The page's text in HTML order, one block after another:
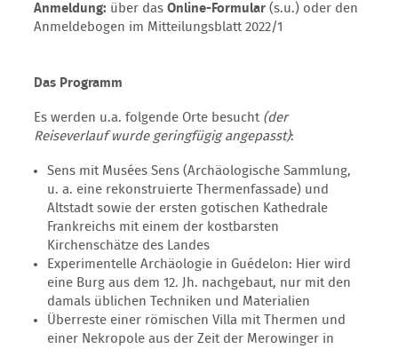
Anmeldung: über das Online-Formular(s.u.) oder den
Anmeldebogen im Mitteilungsblatt 2022/1
Das Programm
Es werden u.a. folgende Orte besucht (der
Reiseverlauf wurde geringfügig angepasst):
Sens mit Musées Sens (Archäologische Sammlung,
u. a. eine rekonstruierte Thermenfassade) und
Altstadt sowie der ersten gotischen Kathedrale
Frankreichs mit einem der kostbarsten
Kirchenschätze des Landes
Experimentelle Archäologie in Guédelon: Hier wird
eine Burg aus dem 12. Jh. nachgebaut, nur mit den
damals üblichen Techniken und Materialien
Überreste einer römischen Villa mit Thermen und
einer Nekropole aus der Zeit der Merowinger in